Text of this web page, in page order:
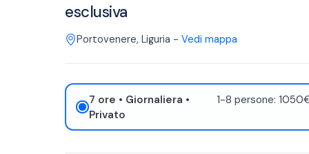
esclusiva
Portovenere, Liguria - Vedi mappa
7 ore • Giornaliera •
Privato
1-8 persone: